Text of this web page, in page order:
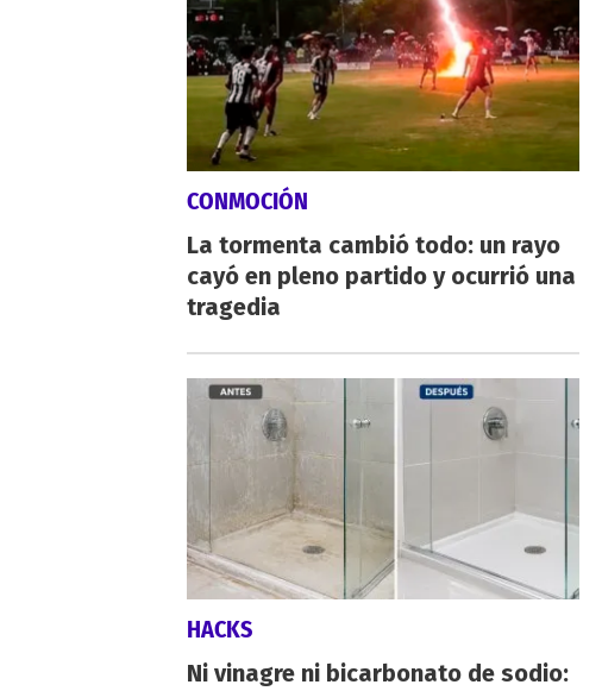
CONMOCIÓN
La tormenta cambió todo: un rayo
cayó en pleno partido y ocurrió una
tragedia
HACKS
Ni vinagre ni bicarbonato de sodio: